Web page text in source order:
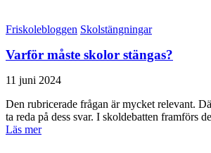
Friskolebloggen Skolstängningar
Varför måste skolor stängas?
11 juni 2024
Den rubricerade frågan är mycket relevant.
ta reda på dess svar. I skoldebatten framförs
Läs mer